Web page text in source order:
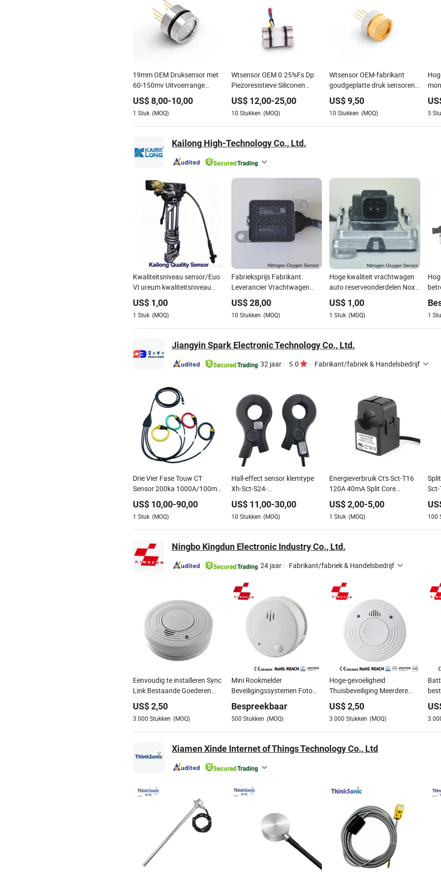
19mm OEM Druksensor met
60-150mv Uitvoerrange
-100kpa tot 100MPa PC10
US$8,00-10,00
1 Stuk (MOQ)
Wtsensor OEM 0.25%Fs Dp
Piezoresistieve Siliconen
Differentiële Druksensor
Transmitter
US$ 12,00-25,00
10 Stukken (MOQ)
Wtsensor OEM-fabrikant
goudgeplatte druk sensoren
voor waterstoftoepassing
US$9,50
10 Stukken (MOQ) 5
Kailong High-Technology Co., Ltd.
Kwaliteitsniveau sensor/Euo
VI ureum kwaliteitsniveau
sensor hoge precisie, IP67
niveau van
inbraakbescherming
US$ 1,00
1 Stuk (MOQ)
Fabrieksprijs Fabrikant
Leverancier Vrachtwagen
Nox Sensor Auto Elektrisch
Systeem 12V/24V Stikstof
Zuurstof Sensor
US$28,00
10 Stukken (MOQ)
Hoge kwaliteit vrachtwagen
auto reserveonderdelen Nox:
0~2500ppm 12V/24V Nox
sensor stikstof
zuurstofsensor voor
emissiecontrole
US$ 1,00
1 Stuk (MOQ) 1
Jiangyin Spark Electronic Technology Co., Ltd.
32 jaar · 5.0 · Fabrikant/fabriek & Handelsbedrijf
Drie Vier Fase Touw CT
Sensor 200ka 1000A/100mv
85mv Proef Huidige
Transformator Flexibele
Rogowski Spoel
US$ 10,00-90,00
1 Stuk (MOQ)
Hall-effect sensor klemtype
Xh-Sct-S24-
200A/2.5V±0.625V
US$ 11,00-30,00
10 Stukken (MOQ)
Energieverbruik Ct's Sct-T16
120A 40mA Split Core
Stroomsensor
US$2,00-5,00
1 Stuk (MOQ) 100
Ningbo Kingdun Electronic Industry Co., Ltd.
24 jaar · Fabrikant/fabriek & Handelsbedrijf
Eenvoudig te installeren Sync
Link Bestaande Goederen
Meerdere Certificeringen
Groothandel Rooksensor
US$2,50
3.000 Stukken (MOQ)
Mini Rookmelder
Beveiligingssystemen Foto
Bespreekbaar
500 Stukken (MOQ)
Hoge-gevoeligheid
Thuisbeveiliging Meerdere
Certificeringen
Fabrieksuitverkoop Nieuwe
Stijl Geweldige Kwaliteit
Rooksensor
US$2,50
3.000 Stukken (MOQ)
Xiamen Xinde Internet of Things Technology Co., Ltd